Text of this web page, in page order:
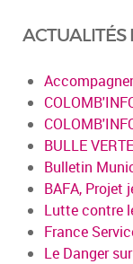
ACTUALITÉS
BULLE VERTE
Bulletin
BAFA, Projet
Lutte contre
France
Le Danger